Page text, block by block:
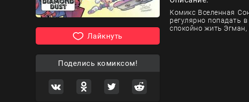
Лайкнуть
Поделись комиксом!
Комикс Вселенная
регулярно попадать
спокойно жить Эгман,